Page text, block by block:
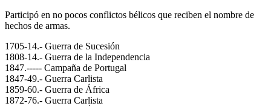
Participó en no pocos conflictos bélicos que reciben el nombre de
hechos de armas.
1705-14.- Guerra de Sucesión
1808-14.- Guerra de la Independencia
1847.----- Campaña de Portugal
1847-49.- Guerra Carlista
1859-60.- Guerra de África
1872-76.- Guerra Carlista